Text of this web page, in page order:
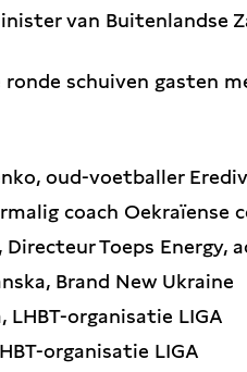
van Buitenlandse
ronde schuiven gasten
oud-voetballer
coach Oekraïense
Directeur Toeps Energy,
Brand New Ukraine
LHBT-organisatie LIGA
organisatie LIGA